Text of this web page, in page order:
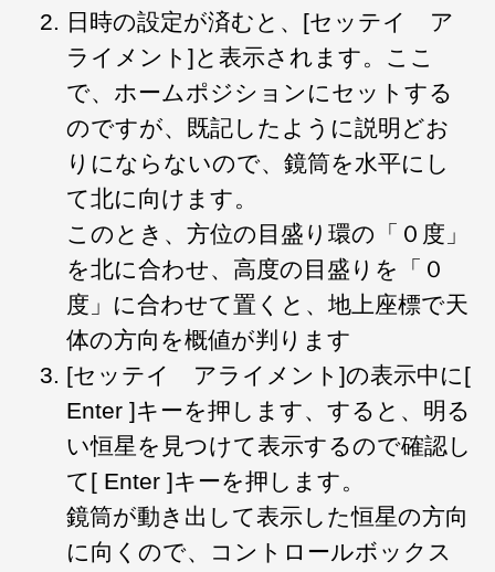
日時の設定が済むと、[セッテイ ア
ライメント]と表示されます。ここ
で、ホームポジションにセットする
のですが、既記したように説明どお
りにならないので、鏡筒を水平にし
て北に向けます。
このとき、方位の目盛り環の「０度」
を北に合わせ、高度の目盛りを「０
度」に合わせて置くと、地上座標で天
体の方向を概値が判ります
[セッテイ アライメント]の表示中に[
Enter ]キーを押します、すると、明る
い恒星を見つけて表示するので確認し
て[ Enter ]キーを押します。
鏡筒が動き出して表示した恒星の方向
に向くので、コントロールボックス